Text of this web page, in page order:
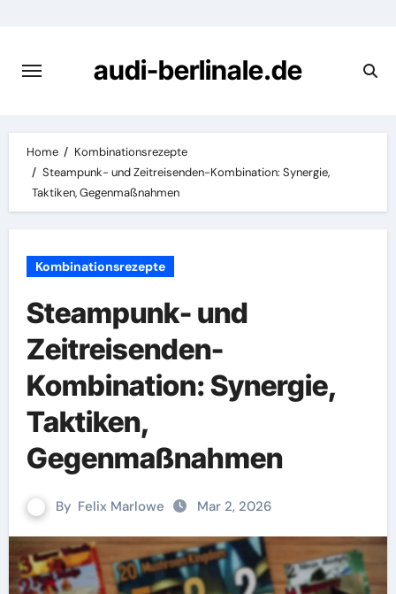
content
audi-berlinale.de
Home
Kombinationsrezepte
Steampunk- und Zeitreisenden-Kombination: Synergie,
Taktiken, Gegenmaßnahmen
Kombinationsrezepte
Steampunk- und
Zeitreisenden-
Kombination: Synergie,
Taktiken,
Gegenmaßnahmen
By Felix Marlowe Mar 2, 2026